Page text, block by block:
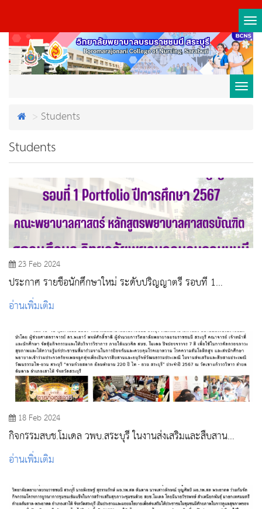
Students
Students
23 Feb 2024
ประกาศ รายชื่อนักศึกษาใหม่ ระดับปริญญาตรี รอบที่ 1
Portfolio ปีการศึกษา 2567
อ่านเพิ่มเติม
18 Feb 2024
กิจกรรมสบช.โมเดล วพบ.สระบุรี ในงานส่งเสริมและสืบสาน
ประเพณีวัฒนธรรม "ตานก๋วยสลาก ย้อนตำนาน 220 ปี ไท - ยวน
" ประจำปี 2567
อ่านเพิ่มเติม